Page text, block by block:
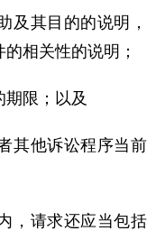
其目的的说明，
相关性的说明；
限；以及
他诉讼程序当前
请求还应当包括